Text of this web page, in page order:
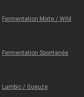
Fermentation Mixte / Wild
Fermentation Spontanée
Lambic / Gueuze